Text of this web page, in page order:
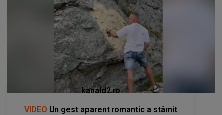
kanald2.ro
VIDEO Un gest aparent romantic a stârnit